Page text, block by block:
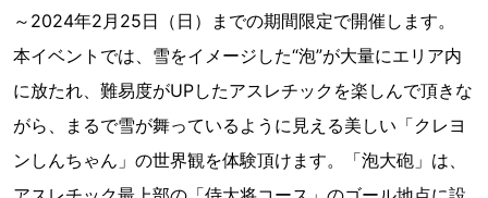
～2024年2月25日（日）までの期間限定で開催します。
本イベントでは、雪をイメージした“泡”が大量にエリア内
に放たれ、難易度がUPしたアスレチックを楽しんで頂きな
がら、まるで雪が舞っているように見える美しい「クレヨ
ンしんちゃん」の世界観を体験頂けます。「泡大砲」は、